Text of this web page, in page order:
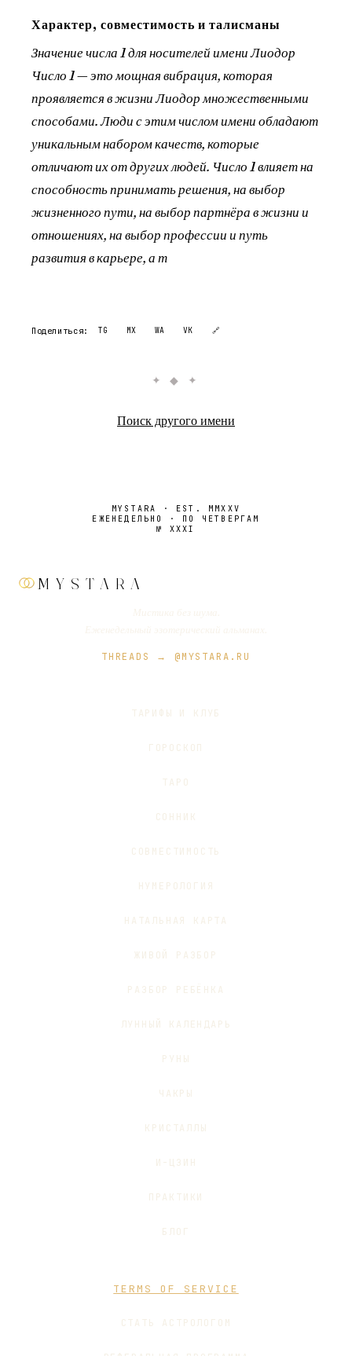
Характер, совместимость и талисманы
Значение числа 1 для носителей имени Лиодор
Число 1 — это мощная вибрация, которая
проявляется в жизни Лиодор множественными
способами. Люди с этим числом имени обладают
уникальным набором качеств, которые
отличают их от других людей. Число 1 влияет на
способность принимать решения, на выбор
жизненного пути, на выбор партнёра в жизни и
отношениях, на выбор профессии и путь
развития в карьере, а т
Поделиться: TG MX WA VK 🔗
✦ ◆ ✦
Поиск другого имени
MYSTARA · EST. MMXXV
ЕЖЕНЕДЕЛЬНО · ПО ЧЕТВЕРГАМ
№ XXXI
MYSTARA
THREADS → @MYSTARA.RU
ТАРИФЫ И КЛУБ
ГОРОСКОП
ТАРО
СОННИК
СОВМЕСТИМОСТЬ
НУМЕРОЛОГИЯ
НАТАЛЬНАЯ КАРТА
ЖИВОЙ РАЗБОР
РАЗБОР РЕБЁНКА
ЛУННЫЙ КАЛЕНДАРЬ
РУНЫ
ЧАКРЫ
КРИСТАЛЛЫ
И-ЦЗИН
ПРАКТИКИ
БЛОГ
TERMS OF SERVICE
СТАТЬ АСТРОЛОГОМ